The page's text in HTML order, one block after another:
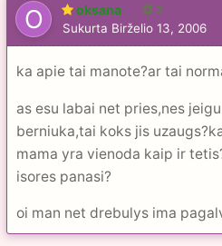
oksana 2
Sukurta Birželio 13, 2006
ka apie tai manote?ar tai
as esu labai net pries,nes
berniuka,tai koks jis
mama yra vienoda kaip ir
isores panasi?
oi man net drebulys ima